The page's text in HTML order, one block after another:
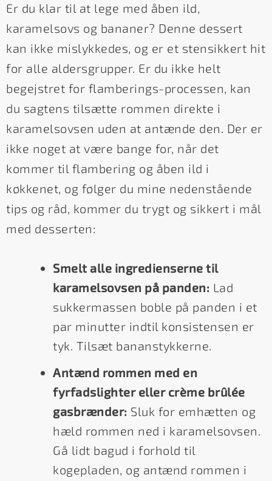
Er du klar til at lege med åben ild,
karamelsovs og bananer? Denne dessert
kan ikke mislykkedes, og er et stensikkert hit
for alle aldersgrupper. Er du ikke helt
begejstret for flamberings-processen, kan
du sagtens tilsætte rommen direkte i
karamelsovsen uden at antænde den. Der er
ikke noget at være bange for, når det
kommer til flambering og åben ild i
køkkenet, og følger du mine nedenstående
tips og råd, kommer du trygt og sikkert i mål
med desserten:
Smelt alle ingredienserne til
karamelsovsen på panden: Lad
sukkermassen boble på panden i et
par minutter indtil konsistensen er
tyk. Tilsæt bananstykkerne.
Antænd rommen med en
fyrfadslighter eller crème brûlée
gasbrænder: Sluk for emhætten og
hæld rommen ned i karamelsovsen.
Gå lidt bagud i forhold til
kogepladen, og antænd rommen i